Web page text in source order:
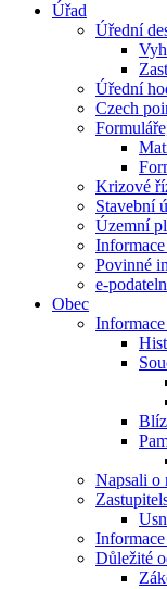
Úřad
Úřední
Úřední
Czech
Krizové
Stavební
Územní
Povinné
e-
Obec
Napsali o
Důležité